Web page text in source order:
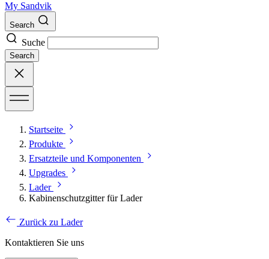
My Sandvik
Search
Suche
Search
Startseite
Produkte
Ersatzteile und Komponenten
Upgrades
Lader
Kabinenschutzgitter für Lader
Zurück zu Lader
Kontaktieren Sie uns